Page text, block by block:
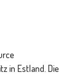
in Estland. Die